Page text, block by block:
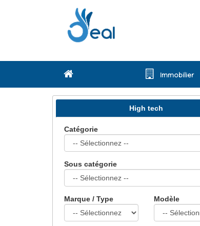
Immobilier
High tech
Catégorie
Sous catégorie
Marque / Type Modèle